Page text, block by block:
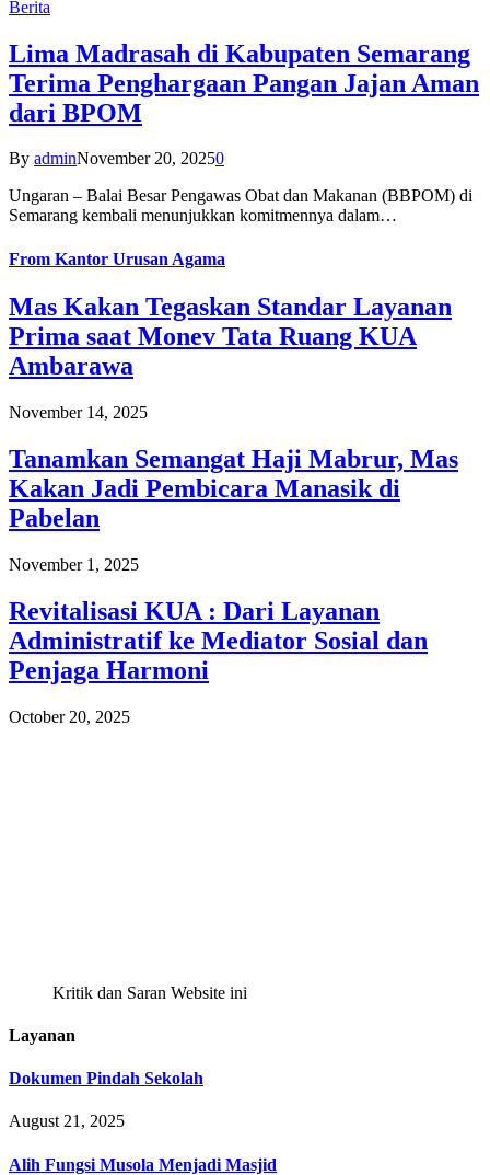
Berita
Lima Madrasah di Kabupaten Semarang
Terima Penghargaan Pangan Jajan Aman
dari BPOM
By adminNovember 20, 20250
Ungaran – Balai Besar Pengawas Obat dan Makanan (BBPOM) di
Semarang kembali menunjukkan komitmennya dalam…
From Kantor Urusan Agama
Mas Kakan Tegaskan Standar Layanan
Prima saat Monev Tata Ruang KUA
Ambarawa
November 14, 2025
Tanamkan Semangat Haji Mabrur, Mas
Kakan Jadi Pembicara Manasik di
Pabelan
November 1, 2025
Revitalisasi KUA : Dari Layanan
Administratif ke Mediator Sosial dan
Penjaga Harmoni
October 20, 2025
Kritik dan Saran Website ini
Layanan
Dokumen Pindah Sekolah
August 21, 2025
Alih Fungsi Musola Menjadi Masjid